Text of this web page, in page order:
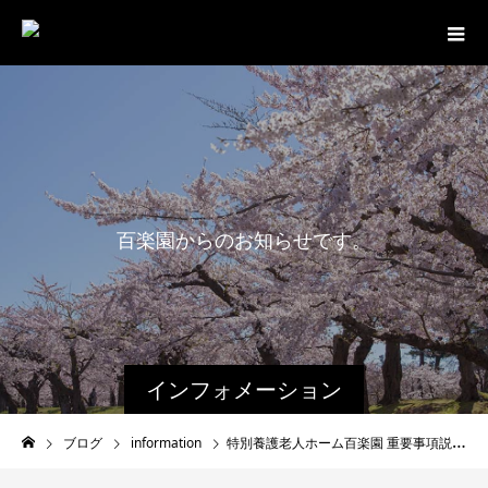
インフォメーション
百楽園からのお知らせです。
ブログ information 特別養護老人ホーム百楽園 重要事項説明書